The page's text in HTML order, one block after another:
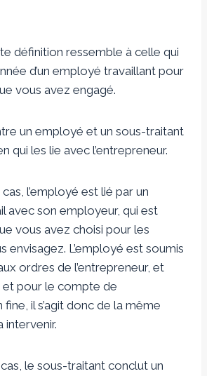
définition ressemble à celle qui
d’un employé travaillant pour
vous avez engagé.
un employé et un sous-traitant
qui les lie avec l’entrepreneur.
l’employé est lié par un
avec son employeur, qui est
vous avez choisi pour les
envisagez. L’employé est soumis
ordres de l’entrepreneur, et
et pour le compte de
fine, il s’agit donc de la même
intervenir.
le sous-traitant conclut un